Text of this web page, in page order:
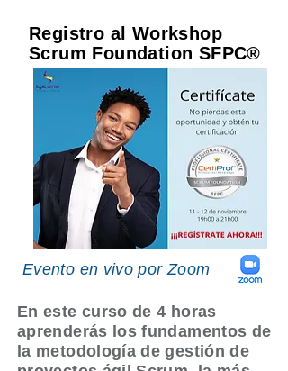
Registro al Workshop
Scrum Foundation SFPC®
Evento en vivo por Zoom
En este curso de 4 horas
aprenderás los fundamentos de
la metodología de gestión de